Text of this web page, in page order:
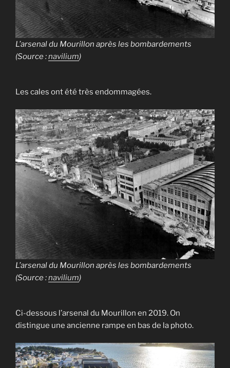
L’arsenal du Mourillon après les bombardements
(Source :navilium)
Les cales ont été très endommagées.
L’arsenal du Mourillon après les bombardements
(Source :navilium)
Ci-dessous l’arsenal du Mourillon en 2019. On
distingue une ancienne rampe en bas de la photo.